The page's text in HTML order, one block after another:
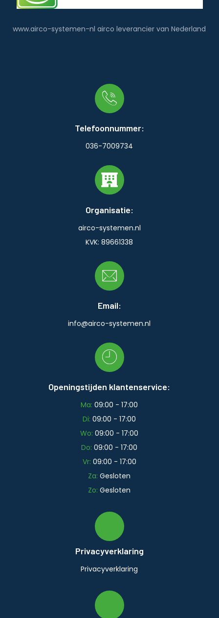
www.airco-systemen-nl airco leverancier van Nederland
Telefoonnummer:
036-7009734
Organisatie:
airco-systemen.nl
KVK: 89661338
Email:
info@airco-systemen.nl
Openingstijden klantenservice:
Ma:09:00 - 17:00
Di:09:00 - 17:00
Wo:09:00 - 17:00
Do:09:00 - 17:00
Vr: 09:00 - 17:00
Za:Gesloten
Zo:Gesloten
Privacyverklaring
Privacyverklaring